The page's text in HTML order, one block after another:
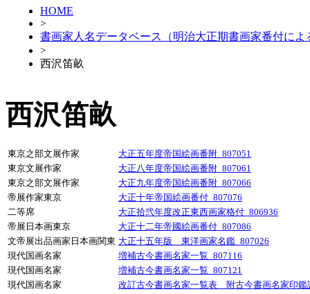
HOME
>
書画家人名データベース（明治大正期書画家番付によ
>
西沢笛畝
西沢笛畝
東京之部文展作家
大正五年度帝国絵画番附_807051
東京文展作家
大正八年度帝国絵画番附_807061
東京之部文展作家
大正九年度帝国絵画番附_807066
帝展作家東京
大正十年帝国絵画番付_807076
二等席
大正拾弐年度改正東西画家格付_806936
帝展日本画東京
大正十二年帝國絵画番付_807086
文帝展出品画家日本画関東 大正十五年版 東洋画家名鑑_807026
現代国画名家
増補古今書画名家一覧_807116
現代国画名家
増補古今書画名家一覧_807121
現代国画名家
改訂古今書画名家一覧表 附古今書画名家印鑑